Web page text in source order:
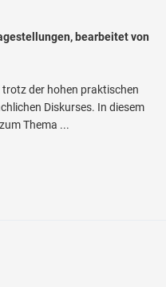
bearbeitet von
der hohen praktischen
Diskurses. In diesem
Thema ...